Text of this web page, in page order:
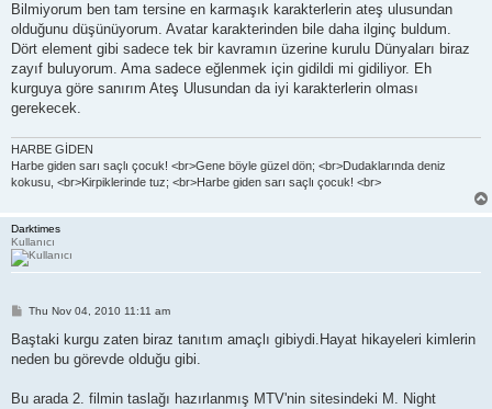
s
Bilmiyorum ben tam tersine en karmaşık karakterlerin ateş ulusundan
olduğunu düşünüyorum. Avatar karakterinden bile daha ilginç buldum.
Dört element gibi sadece tek bir kavramın üzerine kurulu Dünyaları biraz
zayıf buluyorum. Ama sadece eğlenmek için gidildi mi gidiliyor. Eh
kurguya göre sanırım Ateş Ulusundan da iyi karakterlerin olması
gerekecek.
HARBE GİDEN
Harbe giden sarı saçlı çocuk! <br>Gene böyle güzel dön; <br>Dudaklarında deniz
kokusu, <br>Kirpiklerinde tuz; <br>Harbe giden sarı saçlı çocuk! <br>
Darktimes
Kullanıcı
P
s
Thu Nov 04, 2010 11:11 am
Baştaki kurgu zaten biraz tanıtım amaçlı gibiydi.Hayat hikayeleri kimlerin
neden bu görevde olduğu gibi.
Bu arada 2. filmin taslağı hazırlanmış MTV'nin sitesindeki M. Night